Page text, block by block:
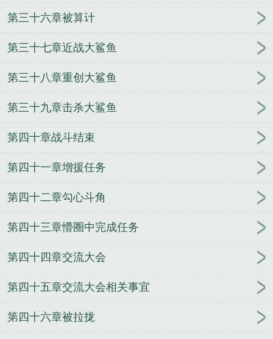
第三十六章被算计
第三十七章近战大鲨鱼
第三十八章重创大鲨鱼
第三十九章击杀大鲨鱼
第四十章战斗结束
第四十一章增援任务
第四十二章勾心斗角
第四十三章懵圈中完成任务
第四十四章交流大会
第四十五章交流大会相关事宜
第四十六章被拉拢